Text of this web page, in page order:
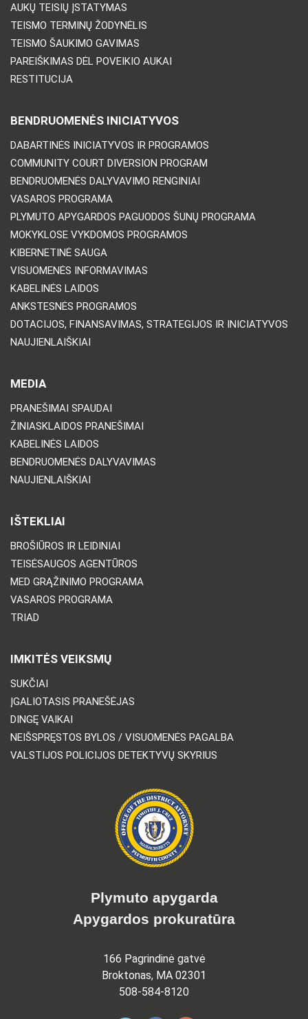
AUKŲ TEISIŲ ĮSTATYMAS
TEISMO TERMINŲ ŽODYNĖLIS
TEISMO ŠAUKIMO GAVIMAS
PAREIŠKIMAS DĖL POVEIKIO AUKAI
RESTITUCIJA
BENDRUOMENĖS INICIATYVOS
DABARTINĖS INICIATYVOS IR PROGRAMOS
COMMUNITY COURT DIVERSION PROGRAM
BENDRUOMENĖS DALYVAVIMO RENGINIAI
VASAROS PROGRAMA
PLYMUTO APYGARDOS PAGUODOS ŠUNŲ PROGRAMA
MOKYKLOSE VYKDOMOS PROGRAMOS
KIBERNETINĖ SAUGA
VISUOMENĖS INFORMAVIMAS
KABELINĖS LAIDOS
ANKSTESNĖS PROGRAMOS
DOTACIJOS, FINANSAVIMAS, STRATEGIJOS IR INICIATYVOS
NAUJIENLAIŠKIAI
MEDIA
PRANEŠIMAI SPAUDAI
ŽINIASKLAIDOS PRANEŠIMAI
KABELINĖS LAIDOS
BENDRUOMENĖS DALYVAVIMAS
NAUJIENLAIŠKIAI
IŠTEKLIAI
BROŠIŪROS IR LEIDINIAI
TEISĖSAUGOS AGENTŪROS
MED GRĄŽINIMO PROGRAMA
VASAROS PROGRAMA
TRIAD
IMKITĖS VEIKSMŲ
SUKČIAI
ĮGALIOTASIS PRANEŠĖJAS
DINGĘ VAIKAI
NEIŠSPRĘSTOS BYLOS / VISUOMENĖS PAGALBA
VALSTIJOS POLICIJOS DETEKTYVŲ SKYRIUS
Plymuto apygarda
Apygardos prokuratūra
166 Pagrindinė gatvė
Broktonas, MA 02301
508-584-8120